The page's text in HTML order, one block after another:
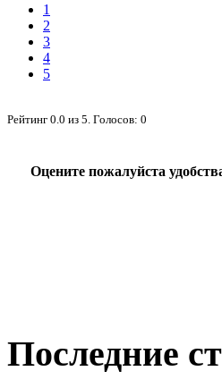
1
2
3
4
5
Рейтинг 0.0 из 5 . Голосов: 0
Оцените пожалуйста
Последние